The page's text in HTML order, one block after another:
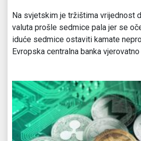
Na svjetskim je tržištima vrijednost
valuta prošle sedmice pala jer se
iduće sedmice ostaviti kamate
Evropska centralna banka vjerovatno